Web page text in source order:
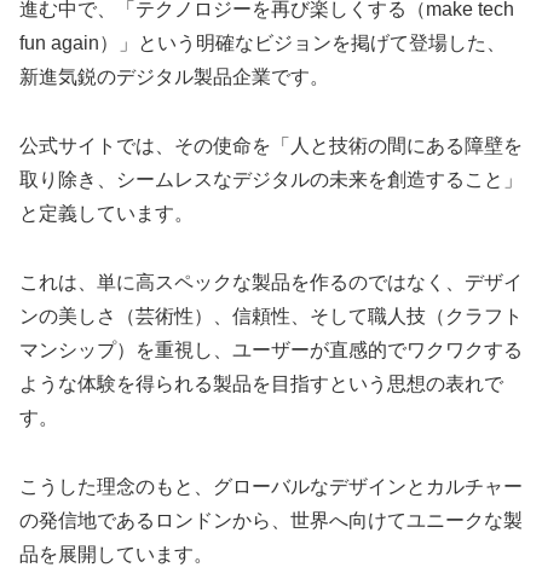
進む中で、「テクノロジーを再び楽しくする（make tech
fun again）」という明確なビジョンを掲げて登場した、
新進気鋭のデジタル製品企業です。
公式サイトでは、その使命を「人と技術の間にある障壁を
取り除き、シームレスなデジタルの未来を創造すること」
と定義しています。
これは、単に高スペックな製品を作るのではなく、デザイ
ンの美しさ（芸術性）、信頼性、そして職人技（クラフト
マンシップ）を重視し、ユーザーが直感的でワクワクする
ような体験を得られる製品を目指すという思想の表れで
す。
こうした理念のもと、グローバルなデザインとカルチャー
の発信地であるロンドンから、世界へ向けてユニークな製
品を展開しています。